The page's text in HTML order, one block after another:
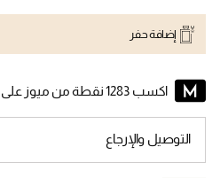
إضافة حفر
اكسب 1283 نقطة من ميوز على طلبك -
التوصيل والإرجاع